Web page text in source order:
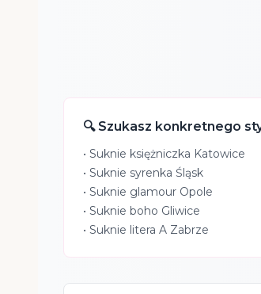
🔍 Szukasz konkretnego
• Suknie księżniczka Katowice
• Suknie syrenka Śląsk
• Suknie glamour Opole
• Suknie boho Gliwice
• Suknie litera A Zabrze